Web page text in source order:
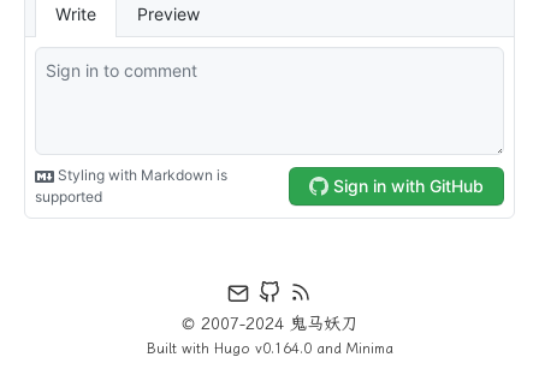
© 2007-2024 鬼马妖刀
Built with Hugo v0.164.0 and Minima